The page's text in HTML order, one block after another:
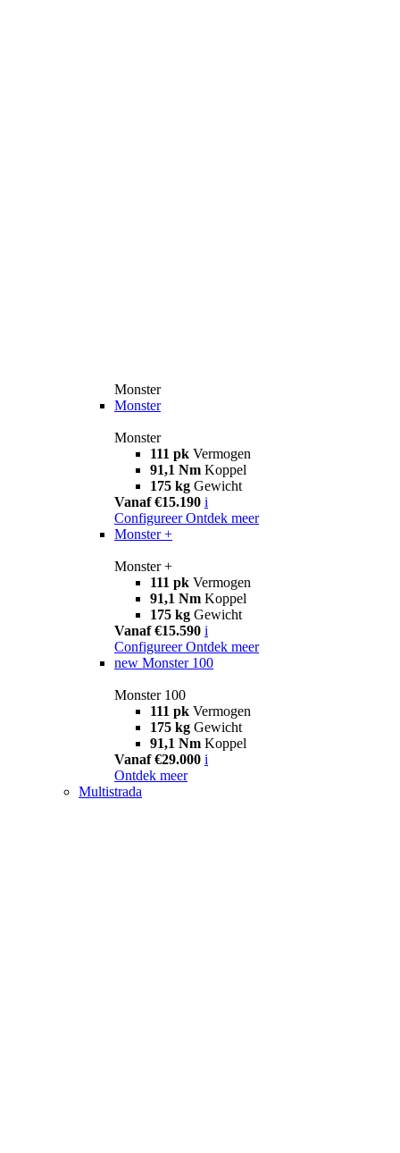
Monster
Monster
Monster
111 pk Vermogen
91,1 Nm Koppel
175 kg Gewicht
Vanaf €15.190 i
Configureer Ontdek meer
Monster +
Monster +
111 pk Vermogen
91,1 Nm Koppel
175 kg Gewicht
Vanaf €15.590 i
Configureer Ontdek meer
new Monster 100
Monster 100
111 pk Vermogen
175 kg Gewicht
91,1 Nm Koppel
Vanaf €29.000 i
Ontdek meer
Multistrada